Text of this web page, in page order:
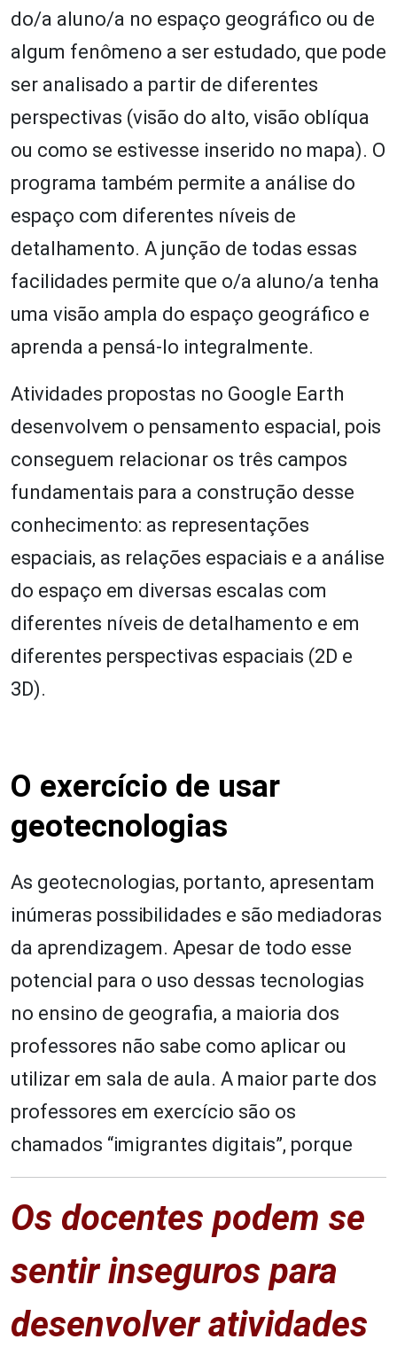
do/a aluno/a no espaço geográfico ou de
algum fenômeno a ser estudado, que pode
ser analisado a partir de diferentes
perspectivas (visão do alto, visão oblíqua
ou como se estivesse inserido no mapa). O
programa também permite a análise do
espaço com diferentes níveis de
detalhamento. A junção de todas essas
facilidades permite que o/a aluno/a tenha
uma visão ampla do espaço geográfico e
aprenda a pensá-lo integralmente.
Atividades propostas no Google Earth
desenvolvem o pensamento espacial, pois
conseguem relacionar os três campos
fundamentais para a construção desse
conhecimento: as representações
espaciais, as relações espaciais e a análise
do espaço em diversas escalas com
diferentes níveis de detalhamento e em
diferentes perspectivas espaciais (2D e
3D).
O exercício de usar
geotecnologias
As geotecnologias, portanto, apresentam
inúmeras possibilidades e são mediadoras
da aprendizagem. Apesar de todo esse
potencial para o uso dessas tecnologias
no ensino de geografia, a maioria dos
professores não sabe como aplicar ou
utilizar em sala de aula. A maior parte dos
professores em exercício são os
chamados “imigrantes digitais”, porque
Os docentes podem se
sentir inseguros para
desenvolver atividades